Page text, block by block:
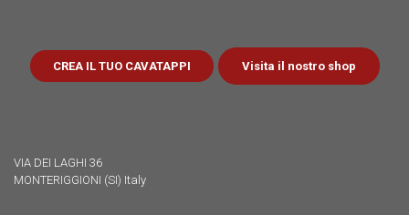
CREA IL TUO CAVATAPPI Visita il nostro shop
VIA DEI LAGHI 36
MONTERIGGIONI (SI) Italy